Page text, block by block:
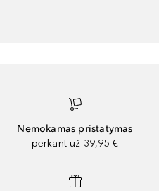
Nemokamas pristatymas
perkant už 39,95 €